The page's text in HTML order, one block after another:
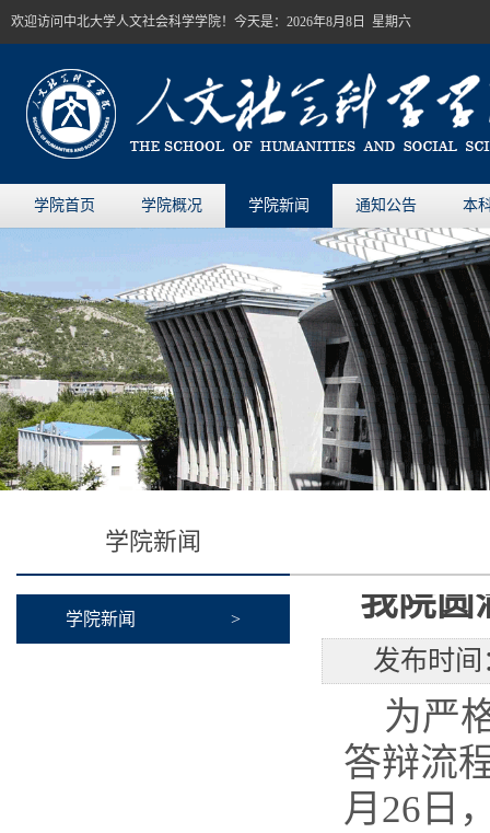
欢迎访问中北大学人文社会科学学院！今天是： 2026年8月8日 星期六
学院首页 学院概况 学院新闻 通知公告 本
学院新闻
学院新闻 > 我院圆
发布时
为严
答辩流
月26日